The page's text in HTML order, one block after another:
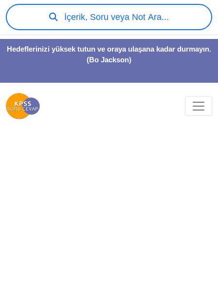
Hedeflerinizi yüksek tutun ve oraya ulaşana kadar durmayın.
(Bo Jackson)
İçerik, Soru veya Not Ara...